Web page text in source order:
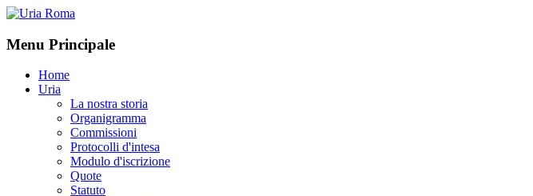
Menu Principale
Home
Uria
La nostra storia
Organigramma
Commissioni
Protocolli d'intesa
Modulo d'iscrizione
Quote
Statuto